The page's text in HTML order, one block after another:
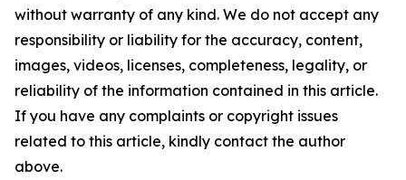
without warranty of any kind. We do not accept any
responsibility or liability for the accuracy, content,
images, videos, licenses, completeness, legality, or
reliability of the information contained in this article.
If you have any complaints or copyright issues
related to this article, kindly contact the author
above.